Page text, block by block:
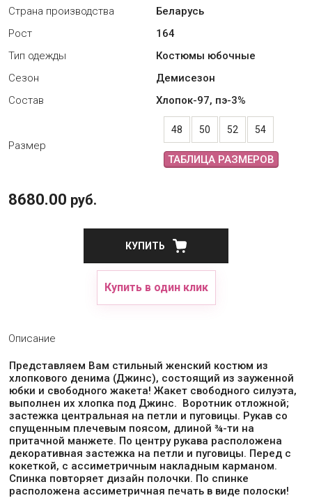
Страна производства
Беларусь
Рост
164
Тип одежды
Костюмы юбочные
Сезон
Демисезон
Состав
Хлопок-97, пэ-3%
Размер
48 50 52 54
ТАБЛИЦА РАЗМЕРОВ
8680.00 руб.
КУПИТЬ
Купить в один клик
Описание
Представляем Вам стильный женский костюм из
хлопкового денима (Джинс), состоящий из зауженной
юбки и свободного жакета! Жакет свободного силуэта,
выполнен их хлопка под Джинс. Воротник отложной;
застежка центральная на петли и пуговицы. Рукав со
спущенным плечевым поясом, длиной ¾-ти на
притачной манжете. По центру рукава расположена
декоративная застежка на петли и пуговицы. Перед с
кокеткой, с ассиметричным накладным карманом.
Спинка повторяет дизайн полочки. По спинке
расположена ассиметричная печать в виде полоски!